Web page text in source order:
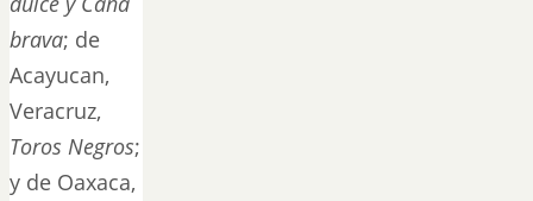
brava; de
Acayucan,
Veracruz,
Toros Negros;
y de Oaxaca,